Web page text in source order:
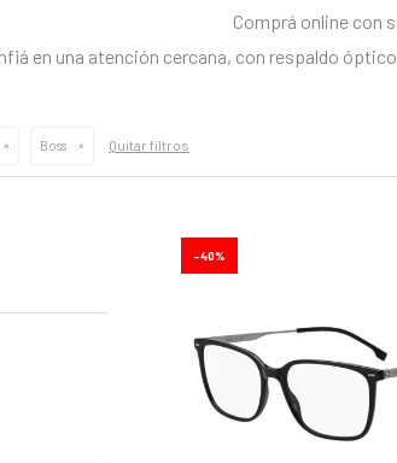
Comprá online con
en una atención cercana, con respaldo
Boss Quitar filtros
40